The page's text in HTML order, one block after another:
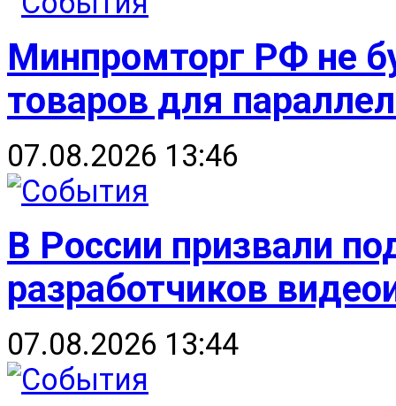
Минпромторг РФ не
товаров для
07.08.2026 13:46
В России призвали
разработчиков
07.08.2026 13:44